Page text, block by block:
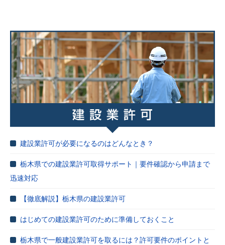
建設業許可が必要になるのはどんなとき？
栃木県での建設業許可取得サポート｜要件確認から申請まで
迅速対応
【徹底解説】栃木県の建設業許可
はじめての建設業許可のために準備しておくこと
栃木県で一般建設業許可を取るには？許可要件のポイントと